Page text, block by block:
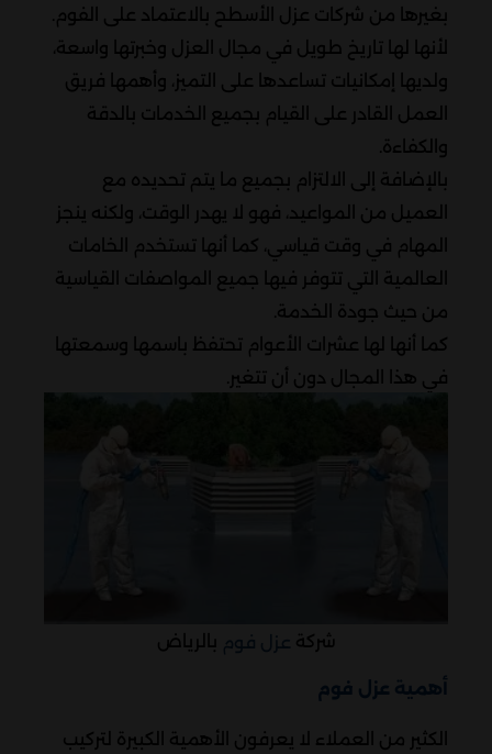
بغيرها من شركات عزل الأسطح بالاعتماد على الفوم.
لأنها لها تاريخ طويل في مجال العزل وخبرتها واسعة،
ولديها إمكانيات تساعدها على التميز، وأهمها فريق
العمل القادر على القيام بجميع الخدمات بالدقة
والكفاءة.
بالإضافة إلى الالتزام بجميع ما يتم تحديده مع
العميل من المواعيد، فهو لا يهدر الوقت، ولكنه ينجز
المهام في وقت قياسي، كما أنها تستخدم الخامات
العالمية التي تتوفر فيها جميع المواصفات القياسية
من حيث جودة الخدمة.
كما أنها لها عشرات الأعوام تحتفظ باسمها وسمعتها
في هذا المجال دون أن تتغير.
شركة بالرياض
أهمية عزل فوم
الكثير من العملاء لا يعرفون الأهمية الكبيرة لتركيب